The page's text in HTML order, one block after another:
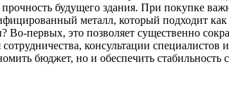
будущего здания. При покупке
металл, который подходит как
это позволяет существенно
консультации
бюджет, но и обеспечить стабильность